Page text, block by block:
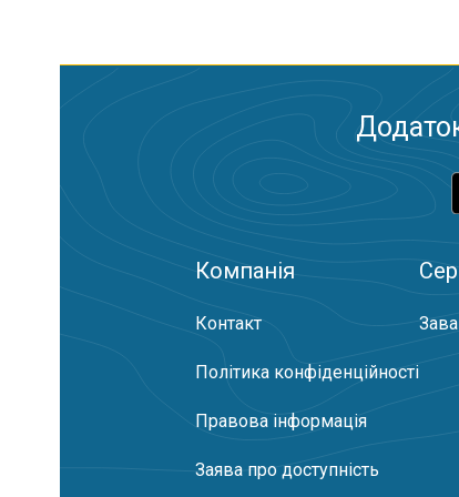
Компанія
Контакт
Політика конфіденційності
Правова інформація
Заява про доступність